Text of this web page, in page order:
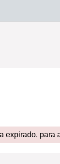
expirado, para